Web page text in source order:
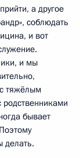
а другое
соблюдать
и вот
и мы
тяжёлым
бывает
делать.